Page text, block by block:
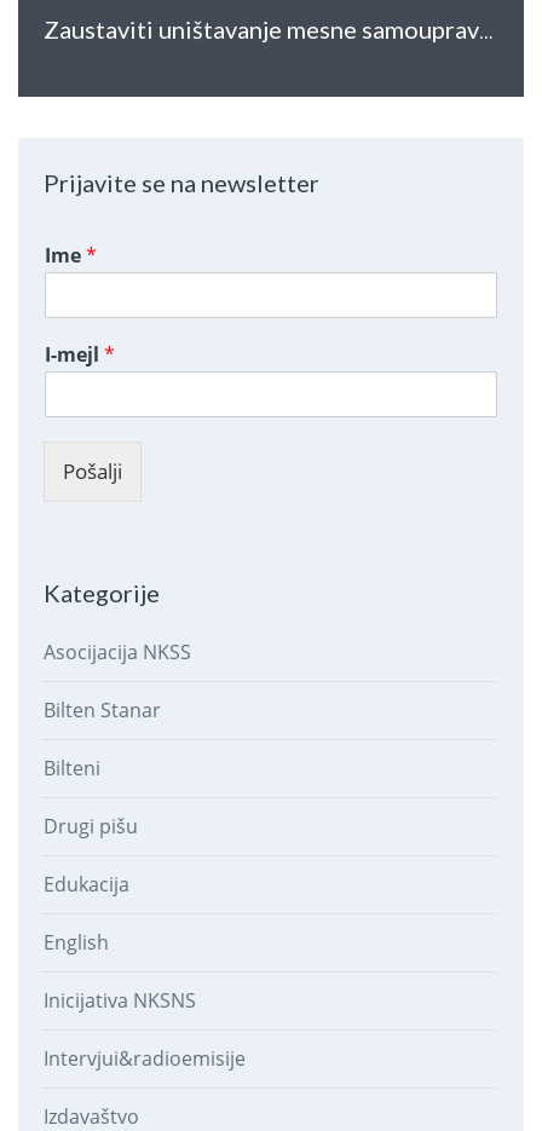
Zaustaviti uništavanje mesne samouprave – Saopštenje za javnost
Prijavite se na newsletter
Ime*
I-mejl *
Pošalji
Kategorije
Asocijacija NKSS
Bilten Stanar
Bilteni
Drugi pišu
Edukacija
English
Inicijativa NKSNS
Intervjui&radioemisije
Izdavaštvo